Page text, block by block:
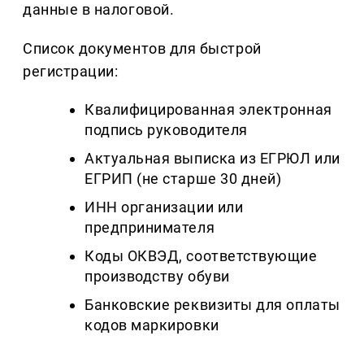
данные в налоговой.
Список документов для быстрой
регистрации:
Квалифицированная электронная
подпись руководителя
Актуальная выписка из ЕГРЮЛ или
ЕГРИП (не старше 30 дней)
ИНН организации или
предпринимателя
Коды ОКВЭД, соответствующие
производству обуви
Банковские реквизиты для оплаты
кодов маркировки